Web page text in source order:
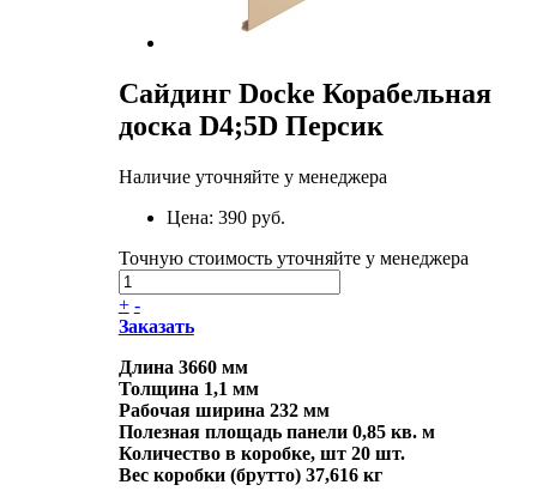
Сайдинг Docke Корабельная
доска D4;5D Персик
Наличие уточняйте у менеджера
Цена: 390 руб.
Точную стоимость уточняйте у менеджера
+ -
Заказать
Длина 3660 мм
Толщина 1,1 мм
Рабочая ширина 232 мм
Полезная площадь панели 0,85 кв. м
Количество в коробке, шт 20 шт.
Вес коробки (брутто) 37,616 кг